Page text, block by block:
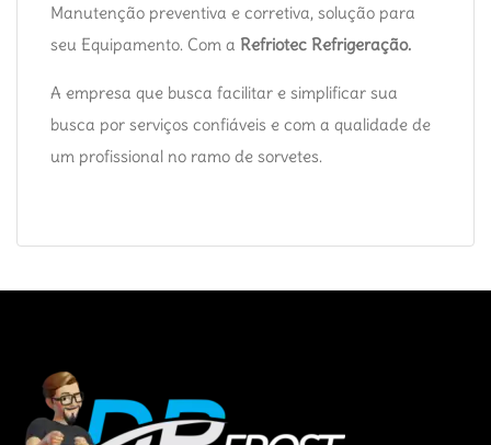
Manutenção preventiva e corretiva, solução para
seu Equipamento. Com a Refriotec Refrigeração.
A empresa que busca facilitar e simplificar sua
busca por serviços confiáveis e com a qualidade de
um profissional no ramo de sorvetes.